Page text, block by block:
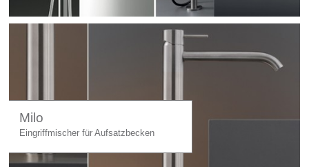
Milo
Eingriffmischer für Aufsatzbecken